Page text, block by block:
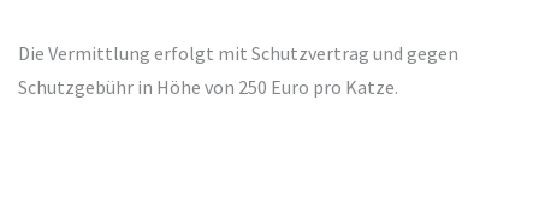
Die Vermittlung erfolgt mit Schutzvertrag und gegen
Schutzgebühr in Höhe von 250 Euro pro Katze.